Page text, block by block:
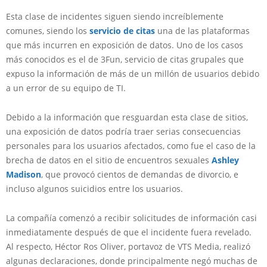
Esta clase de incidentes siguen siendo increíblemente
comunes, siendo los servicio de citas una de las plataformas
que más incurren en exposición de datos. Uno de los casos
más conocidos es el de 3Fun, servicio de citas grupales que
expuso la información de más de un millón de usuarios debido
a un error de su equipo de TI.
Debido a la información que resguardan esta clase de sitios,
una exposición de datos podría traer serias consecuencias
personales para los usuarios afectados, como fue el caso de la
brecha de datos en el sitio de encuentros sexuales Ashley
Madison, que provocó cientos de demandas de divorcio, e
incluso algunos suicidios entre los usuarios.
La compañía comenzó a recibir solicitudes de información casi
inmediatamente después de que el incidente fuera revelado.
Al respecto, Héctor Ros Oliver, portavoz de VTS Media, realizó
algunas declaraciones, donde principalmente negó muchas de